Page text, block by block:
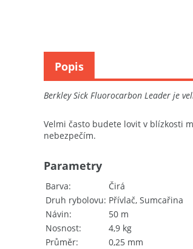
Berkley Sick Fluorocarbon Leader je
Velmi často budete lovit v blízkosti
nebezpečím.
Barva
Čirá
Druh rybolovu Přívlač, Sumcařina
Návin
50 m
Nosnost
4,9 kg
Průměr
0,25 mm
Parametry
Popis